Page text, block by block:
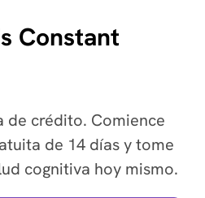
Constant
de crédito. Comience
de 14 días y tome
cognitiva hoy mismo.